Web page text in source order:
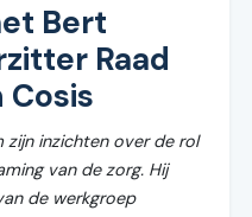
Bert
Raad
inzichten over de rol
van de zorg. Hij
de werkgroep